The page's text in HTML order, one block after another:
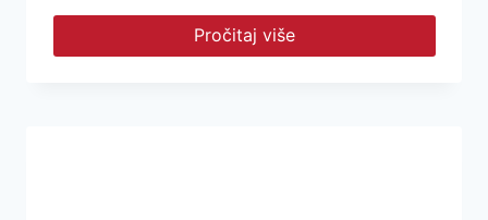
Pročitaj više